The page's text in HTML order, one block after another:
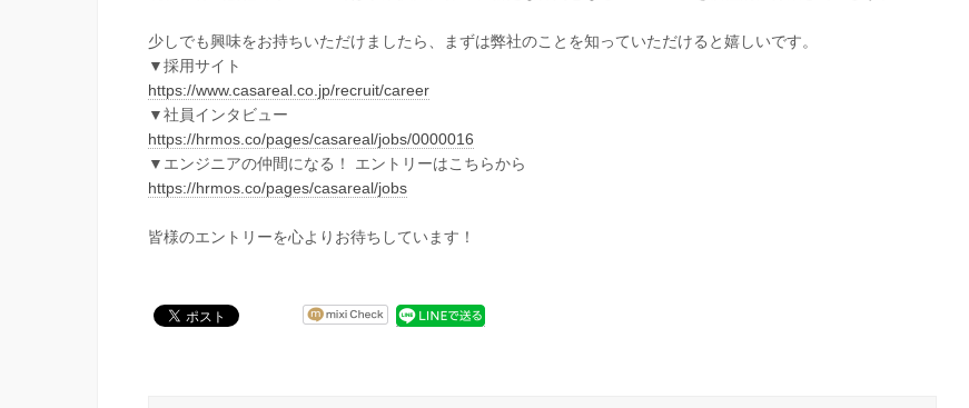
少しでも興味をお持ちいただけましたら、まずは弊社のことを知っていただけると嬉しいです。
▼採用サイト
https://www.casareal.co.jp/recruit/career
▼社員インタビュー
https://hrmos.co/pages/casareal/jobs/0000016
▼エンジニアの仲間になる！ エントリーはこちらから
https://hrmos.co/pages/casareal/jobs
皆様のエントリーを心よりお待ちしています！